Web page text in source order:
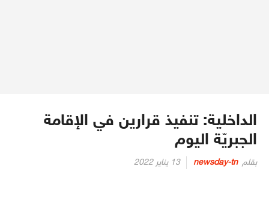
الداخلية: تنفيذ قرارين في الإقامة
الجبريّة اليوم
بقلم newsday-tn
Posted
13 يناير 2022